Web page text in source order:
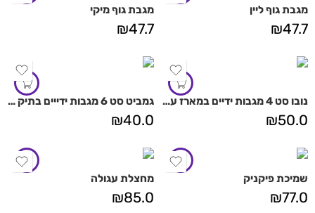
מגבת גוף ליין
₪47.7
מגבת גוף מיקי
₪47.7
נובו סט 4 מגבות ידיים במארז עץ מהודר
₪50.0
גמביט סט 6 מגבות ידייים בתיק קנווס
₪40.0
שמיכת פיקניק
₪77.0
מחצלת עגולה
₪85.0